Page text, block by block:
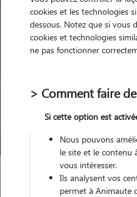
Pour
Trouver
Garde animaux France
cookies et les technologies
dessous. Notez que si vous
cookies et technologies
ne pas fonctionner
> Comment faire
Si cette option est
Nous pouvons
le site et le contenu
vous intéresser.
Ils analysent vos
permet à Animaute